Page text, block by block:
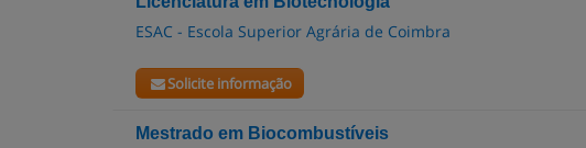
ESAC - Escola Superior Agrária de Coimbra
Solicite informação
Mestrado em Biocombustíveis